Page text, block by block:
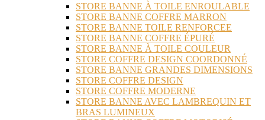
STORE BANNE À TOILE ENROULABLE
STORE BANNE COFFRE MARRON
STORE BANNE TOILE RENFORCEE
STORE BANNE COFFRE ÉPURÉ
STORE BANNE À TOILE COULEUR
STORE COFFRE DESIGN COORDONNÉ
STORE BANNE GRANDES DIMENSIONS
STORE COFFRE DESIGN
STORE COFFRE MODERNE
STORE BANNE AVEC LAMBREQUIN ET
BRAS LUMINEUX